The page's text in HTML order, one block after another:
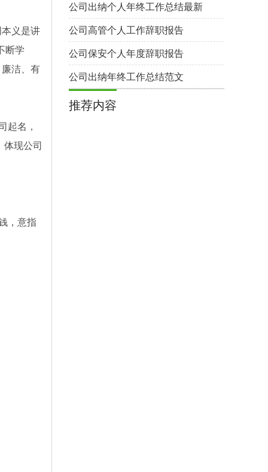
义是讲
断学
洁、有
起名，
体现公司
，意指
公司出纳个人年终工作总结最新
公司高管个人工作辞职报告
公司保安个人年度辞职报告
公司出纳年终工作总结范文
推荐内容